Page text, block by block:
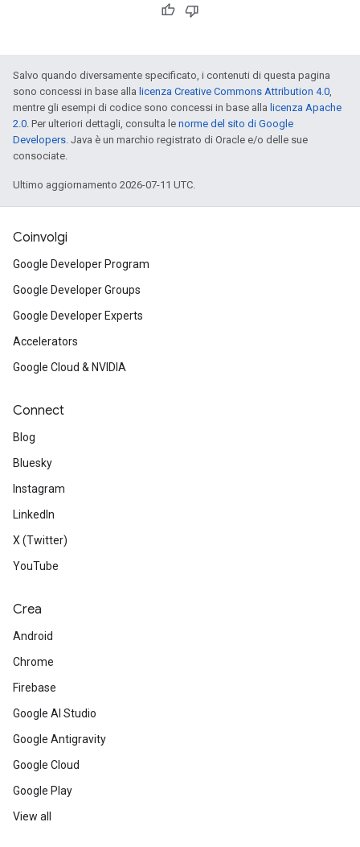
Salvo quando diversamente specificato, i contenuti di questa pagina
sono concessi in base alla licenza Creative Commons Attribution 4.0,
mentre gli esempi di codice sono concessi in base alla licenza Apache
2.0. Per ulteriori dettagli, consulta le norme del sito di Google
Developers. Java è un marchio registrato di Oracle e/o delle sue
consociate.
Ultimo aggiornamento 2026-07-11 UTC.
Coinvolgi
Google Developer Program
Google Developer Groups
Google Developer Experts
Accelerators
Google Cloud & NVIDIA
Connect
Blog
Bluesky
Instagram
LinkedIn
X (Twitter)
YouTube
Crea
Android
Chrome
Firebase
Google AI Studio
Google Antigravity
Google Cloud
Google Play
View all